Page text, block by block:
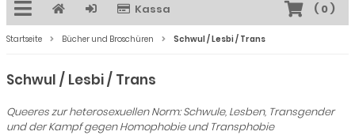
Kassa ( 0)
Startseite Bücher und Broschüren Schwul / Lesbi / Trans
Schwul / Lesbi / Trans
Queeres zur heterosexuellen Norm: Schwule, Lesben, Transgender
und der Kampf gegen Homophobie und Transphobie